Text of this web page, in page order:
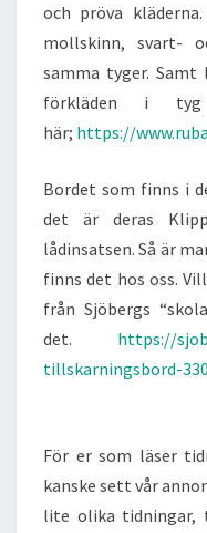
och pröva
mollskinn, svart-
samma tyger.
förkläden i
här; https://
Bordet som finns i
det är deras
lådinsatsen. Så är
finns det hos oss.
från Sjöbergs
det. https://
tillskarningsbord-
För er som läser
kanske sett vår
lite olika tidningar,